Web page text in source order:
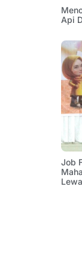
Api
Job